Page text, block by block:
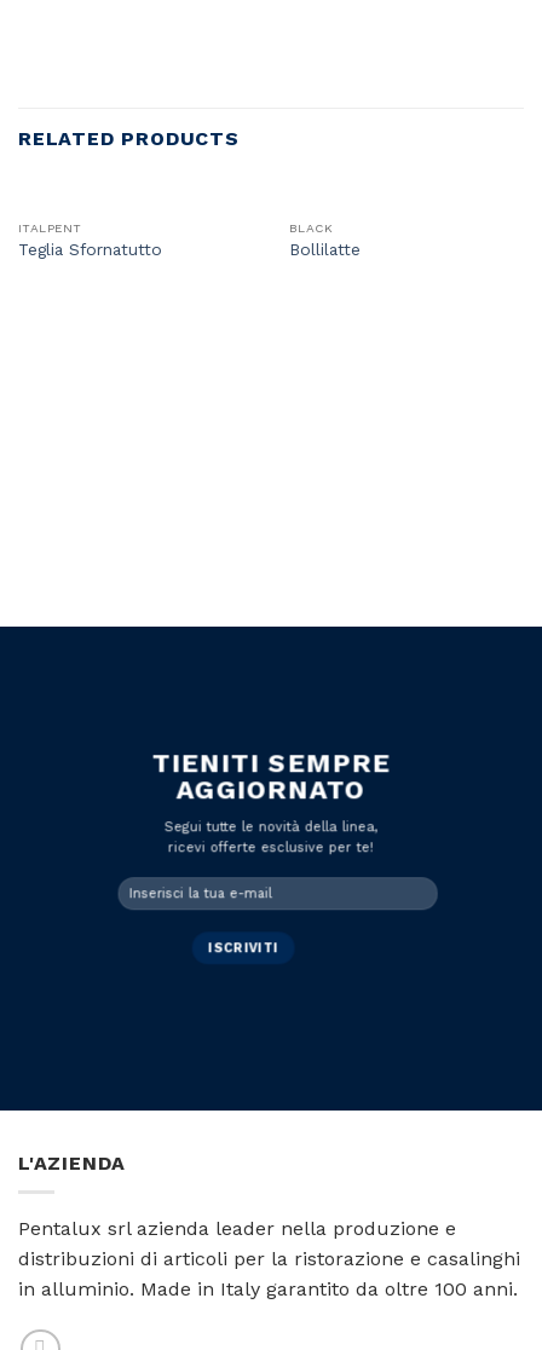
RELATED PRODUCTS
ITALPENT
Teglia Sfornatutto
BLACK
Bollilatte
TIENITI SEMPRE
AGGIORNATO
Segui tutte le novità della linea,
ricevi offerte esclusive per te!
L'AZIENDA
Pentalux srl azienda leader nella produzione e
distribuzioni di articoli per la ristorazione e casalinghi
in alluminio. Made in Italy garantito da oltre 100 anni.